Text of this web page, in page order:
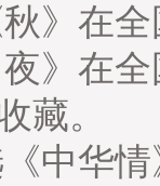
》在
》在
藏。
中华